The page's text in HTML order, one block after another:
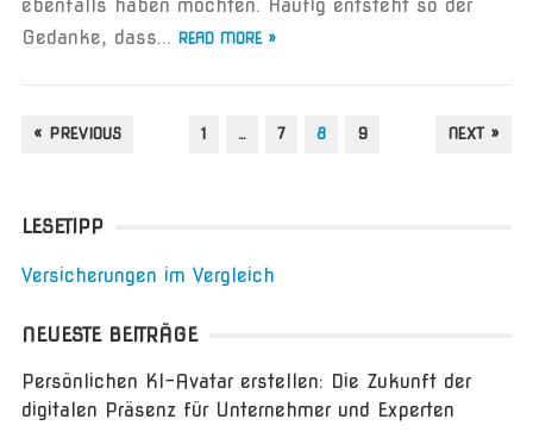
ebenfalls haben möchten. Häufig entsteht so der
Gedanke, dass... READ MORE »
SEITENNUMMERIERUNG
« PREVIOUS 1 … 7 8 9 NEXT »
LESETIPP
Versicherungen im Vergleich
NEUESTE BEITRÄGE
Persönlichen KI-Avatar erstellen: Die Zukunft der
digitalen Präsenz für Unternehmer und Experten